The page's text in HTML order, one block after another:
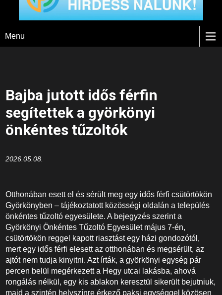
Menu
Bajba jutott idős férfin
segítettek a györkönyi
önkéntes tűzoltók
2026.05.08.
Otthonában esett el és sérült meg egy idős férfi csütörtökön
Györkönyben – tájékoztatott közösségi oldalán a település
önkéntes tűzoltó egyesülete. A bejegyzés szerint a
Györkönyi Önkéntes Tűzoltó Egyesület május 7-én,
csütörtökön reggel kapott riasztást egy házi gondozótól,
mert egy idős férfi elesett az otthonában és megsérült, az
ajtót nem tudja kinyitni. Azt írták, a györkönyi egység pár
percen belül megérkezett a Hegy utcai lakásba, ahová
rongálás nélkül, egy kis ablakon keresztül sikerült bejutniuk,
majd a szintén helyszínre érkező paksi egységgel közösen